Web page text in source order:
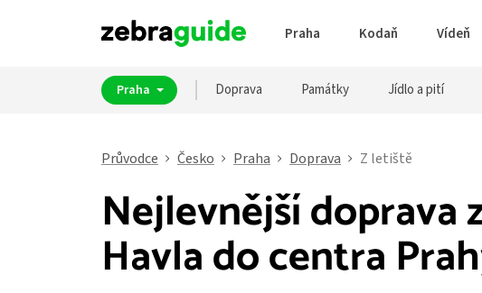
Praha Kodaň Vídeň
Praha Doprava Památky Jídlo a pití
Průvodce Česko Praha Doprava Z letiště
Nejlevnější doprava
Havla do centra